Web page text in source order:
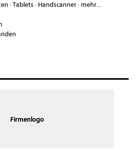
·Tablets · Handscanner· mehr...
Firmenlogo